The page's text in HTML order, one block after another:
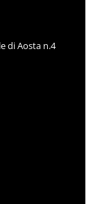
di Aosta n.4